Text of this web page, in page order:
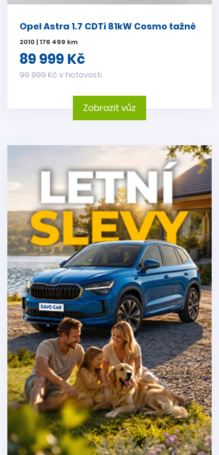
Opel Astra 1.7 CDTi 81kW Cosmo tažné
2010 | 176 499 km
89 999 Kč
99 999 Kč v hotovosti
Zobrazit vůz